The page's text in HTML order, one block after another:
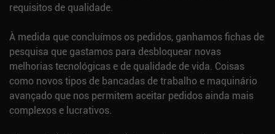
requisitos de qualidade.
À medida que concluímos os pedidos, ganhamos fichas de
pesquisa que gastamos para desbloquear novas
melhorias tecnológicas e de qualidade de vida. Coisas
como novos tipos de bancadas de trabalho e maquinário
avançado que nos permitem aceitar pedidos ainda mais
complexos e lucrativos.